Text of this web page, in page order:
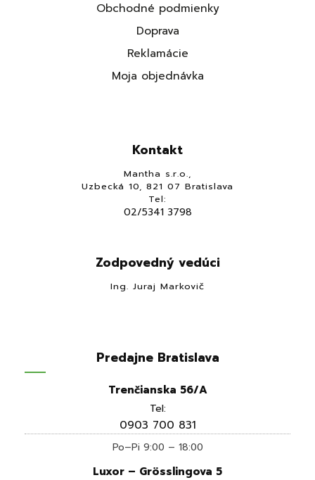
Obchodné podmienky
Doprava
Reklamácie
Moja objednávka
Kontakt
Mantha s.r.o.,
Uzbecká 10, 821 07 Bratislava
Tel:
02/5341 3798
Zodpovedný vedúci
Ing. Juraj Markovič
Predajne Bratislava
Trenčianska 56/A
Tel:
0903 700 831
Po–Pi 9:00 – 18:00
Luxor – Grösslingova 5